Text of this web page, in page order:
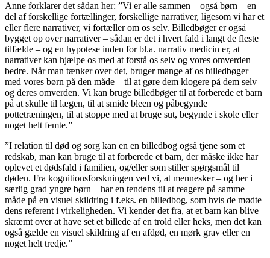
Anne forklarer det sådan her: ”Vi er alle sammen – også børn – en
del af forskellige fortællinger, forskellige narrativer, ligesom vi har et
eller flere narrativer, vi fortæller om os selv. Billedbøger er også
bygget op over narrativer – sådan er det i hvert fald i langt de fleste
tilfælde – og en hypotese inden for bl.a. narrativ medicin er, at
narrativer kan hjælpe os med at forstå os selv og vores omverden
bedre. Når man tænker over det, bruger mange af os billedbøger
med vores børn på den måde – til at gøre dem klogere på dem selv
og deres omverden. Vi kan bruge billedbøger til at forberede et barn
på at skulle til lægen, til at smide bleen og påbegynde
pottetræningen, til at stoppe med at bruge sut, begynde i skole eller
noget helt femte.”
”I relation til død og sorg kan en en billedbog også tjene som et
redskab, man kan bruge til at forberede et barn, der måske ikke har
oplevet et dødsfald i familien, og/eller som stiller spørgsmål til
døden. Fra kognitionsforskningen ved vi, at mennesker – og her i
særlig grad yngre børn – har en tendens til at reagere på samme
måde på en visuel skildring i f.eks. en billedbog, som hvis de mødte
dens referent i virkeligheden. Vi kender det fra, at et barn kan blive
skræmt over at have set et billede af en trold eller heks, men det kan
også gælde en visuel skildring af en afdød, en mørk grav eller en
noget helt tredje.”